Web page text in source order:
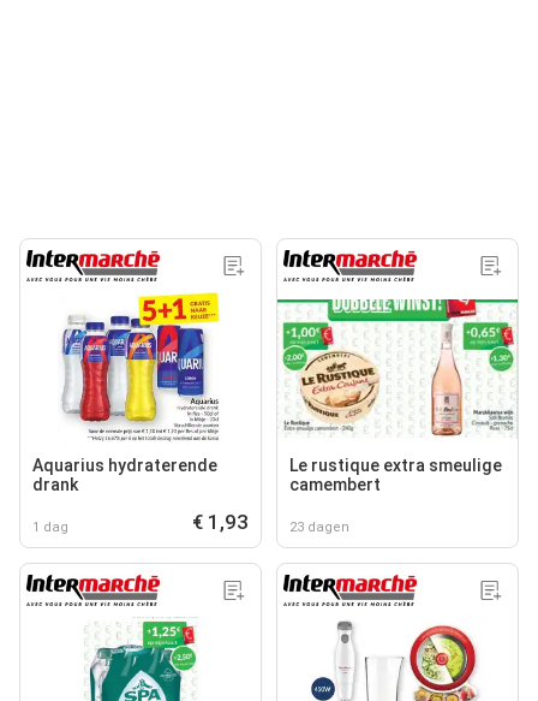
Aquarius hydraterende
drank
1 dag € 1,93
Le rustique extra smeulige
camembert
23 dagen